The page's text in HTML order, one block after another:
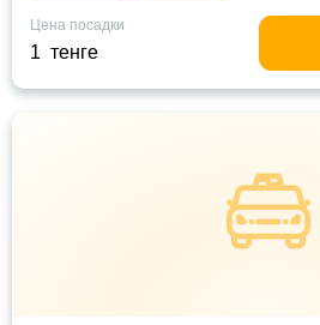
Цена посадки
1 тенге